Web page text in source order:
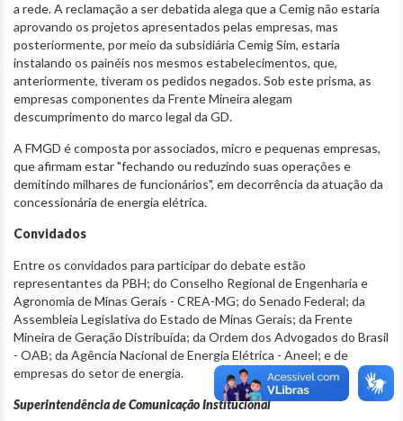
a rede. A reclamação a ser debatida alega que a Cemig não estaria
aprovando os projetos apresentados pelas empresas, mas
posteriormente, por meio da subsidiária Cemig Sim, estaria
instalando os painéis nos mesmos estabelecimentos, que,
anteriormente, tiveram os pedidos negados. Sob este prisma, as
empresas componentes da Frente Mineira alegam
descumprimento do marco legal da GD.
A FMGD é composta por associados, micro e pequenas empresas,
que afirmam estar "fechando ou reduzindo suas operações e
demitindo milhares de funcionários", em decorrência da atuação da
concessionária de energia elétrica.
Convidados
Entre os convidados para participar do debate estão
representantes da PBH; do Conselho Regional de Engenharia e
Agronomia de Minas Gerais - CREA-MG; do Senado Federal; da
Assembleia Legislativa do Estado de Minas Gerais; da Frente
Mineira de Geração Distribuída; da Ordem dos Advogados do Brasil
- OAB; da Agência Nacional de Energia Elétrica - Aneel; e de
empresas do setor de energia.
Superintendência de Comunicação Institucional